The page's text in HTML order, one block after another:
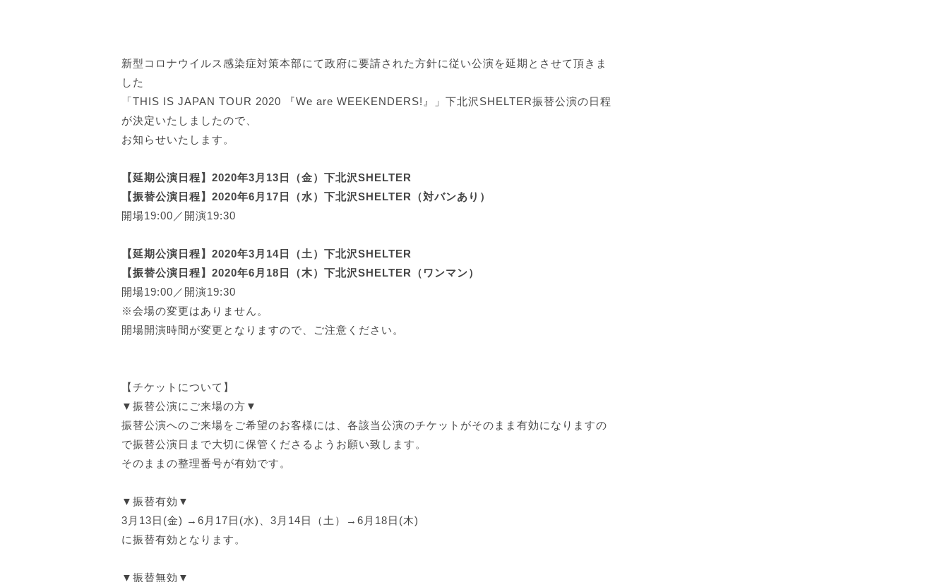
新型コロナウイルス感染症対策本部にて政府に要請された⽅針に従い公演を延期とさせて頂きま
した
「THIS IS JAPAN TOUR 2020 『We are WEEKENDERS!』」下北沢SHELTER振替公演の日程
が決定いたしましたので、
お知らせいたします。
【延期公演日程】2020年3月13日（金）下北沢SHELTER
【振替公演日程】2020年6月17日（水）下北沢SHELTER（対バンあり）
開場19:00／開演19:30
【延期公演日程】2020年3月14日（土）下北沢SHELTER
【振替公演日程】2020年6月18日（木）下北沢SHELTER（ワンマン）
開場19:00／開演19:30
※会場の変更はありません。
開場開演時間が変更となりますので、ご注意ください。
【チケットについて】
▼振替公演にご来場の方▼
振替公演へのご来場をご希望のお客様には、各該当公演のチケットがそのまま有効になりますの
で振替公演日まで大切に保管くださるようお願い致します。
そのままの整理番号が有効です。
▼振替有効▼
3月13日(金) →6月17日(水)、3月14日（土）→6月18日(木)
に振替有効となります。
▼振替無効▼